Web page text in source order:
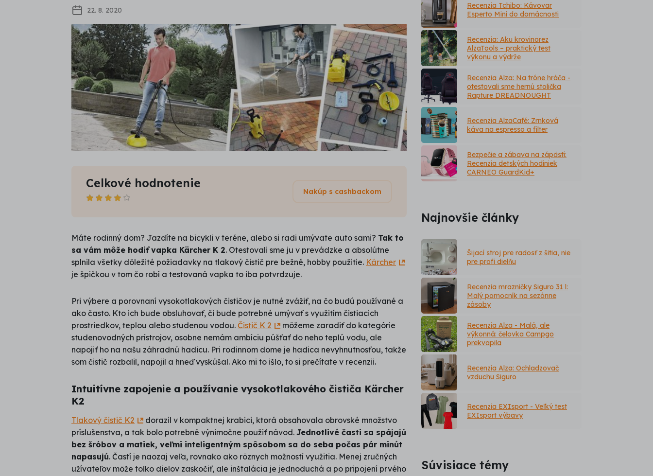
22. 8. 2020
Celkové hodnotenie
/
5
Nakúp s cashbackom
Máte rodinný dom? Jazdíte na bicykli v teréne, alebo si radi umývate auto sami? Tak to
sa vám môže hodiť vapka Kärcher K 2. Otestovali sme ju v prevádzke a absolútne
splnila všetky dôležité požiadavky na tlakový čistič pre bežné, hobby použitie. Kärcher
je špičkou v tom čo robí a testovaná vapka to iba potvrdzuje.
Pri výbere a porovnaní vysokotlakových čističov je nutné zvážiť, na čo budú používané a
ako často. Kto ich bude obsluhovať, či bude potrebné umývať s využitím čistiacich
prostriedkov, teplou alebo studenou vodou. Čistič K 2
môžeme zaradiť do kategórie
studenovodných prístrojov, osobne nemám ambíciu púšťať do neho teplú vodu, ale
napojiť ho na našu záhradnú hadicu. Pri rodinnom dome je hadica nevyhnutnosťou, takže
som čistič rozbalil, napojil a hneď vyskúšal. Ako mi to išlo, to si prečítate v recenzii.
Intuitívne zapojenie a používanie vysokotlakového čističa Kärcher
K2
Tlakový čistič K2
dorazil v kompaktnej krabici, ktorá obsahovala obrovské množstvo
príslušenstva, a tak bolo potrebné výnimočne použiť návod. Jednotlivé časti sa spájajú
bez šróbov a matiek, veľmi inteligentným spôsobom sa do seba počas pár minút
napasujú. Častí je naozaj veľa, rovnako ako rôznych možností využitia. Menej zručných
užívateľov môže toľko dielov zaskočiť, ale inštalácia je jednoduchá a po pripojení prvého
Recenzia Tchibo: Kávovar
Esperto Mini do domácnosti
Recenzia: Aku krovinorez
AlzaTools – praktický test
výkonu a výdrže
Recenzia Alza: Na tróne hráča -
otestovali sme hernú stolička
Rapture DREADNOUGHT
Recenzia AlzaCafé: Zrnková
káva na espresso a filter
Bezpečie a zábava na zápästí:
Recenzia detských hodiniek
CARNEO GuardKid+
Najnovšie články
Šijací stroj pre radosť z šitia, nie
pre profi dielňu
Recenzia mrazničky Siguro 31 l:
Malý pomocník na sezónne
zásoby
Recenzia Alza - Malá, ale
výkonná: čelovka Campgo
prekvapila
Recenzia Alza: Ochladzovač
vzduchu Siguro
Recenzia EXIsport - Veľký test
EXIsport výbavy
Súvisiace témy